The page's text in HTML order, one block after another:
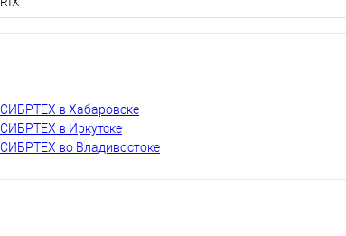
в Хабаровске
в Иркутске
во Владивостоке